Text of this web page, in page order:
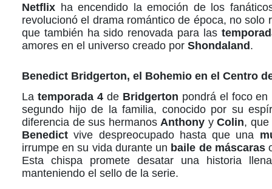
Netflix ha encendido la emoción de los
revolucionó el drama romántico de época, no solo
que también ha sido renovada para las
amores en el universo creado por Shondaland.
Benedict Bridgerton, el Bohemio en el Centro
La temporada 4de Bridgerton pondrá el foco en
segundo hijo de la familia, conocido por su
diferencia de sus hermanos Anthony y Colin, que
Benedict vive despreocupado hasta que una
irrumpe en su vida durante un baile de máscaras
Esta chispa promete desatar una historia
manteniendo el sello de la serie.